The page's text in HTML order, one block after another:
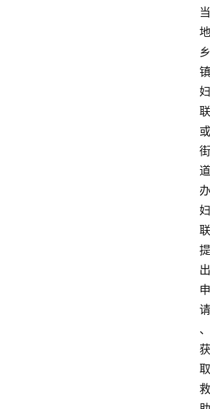
当
地
乡
镇
妇
联
或
街
道
办
妇
联
提
出
申
请
、
获
取
救